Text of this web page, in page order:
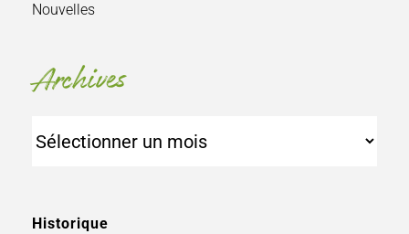
Nouvelles
Archives
Historique